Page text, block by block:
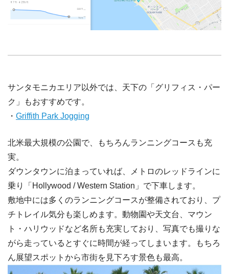
サンタモニカエリア以外では、天下の「グリフィス・パー
ク」もおすすめです。
・ Griffith Park Jogging
北米最大規模の公園で、もちろんランニングコースも充
実。
ダウンタウンに泊まっていれば、メトロのレッドラインに
乗り「Hollywood / Western Station」で下車します。
敷地中には多くのランニングコースが整備されており、プ
チトレイル気分も楽しめます。動物園や天文台、マウン
ト・ハリウッドなど名所も充実しており、写真でも撮りな
がら走っているとすぐに時間が経ってしまいます。もちろ
ん展望スポットから市街を見下ろす景色も最高。